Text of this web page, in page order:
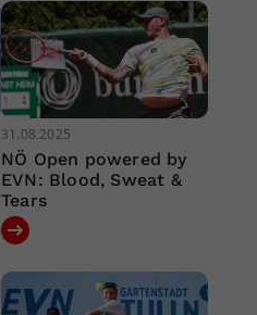
31.08.2025
NÖ Open powered by
EVN: Blood, Sweat &
Tears